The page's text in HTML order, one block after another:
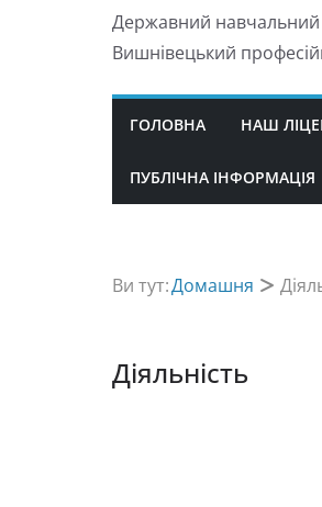
Державний навчальний
Вишнівецький
ГОЛОВНА НАШ
ПУБЛІЧНА ІНФОРМАЦІЯ
Ви тут:Домашня
Діяльність